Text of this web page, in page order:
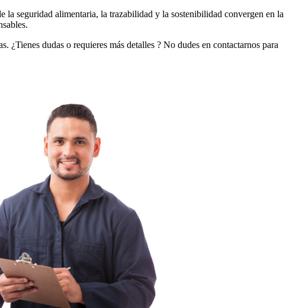
la seguridad alimentaria, la trazabilidad y la sostenibilidad convergen en la
¿Tienes dudas o requieres más detalles ? No dudes en contactarnos para